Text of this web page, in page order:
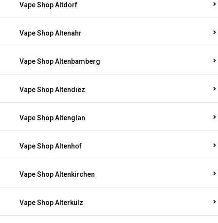
Vape Shop Altdorf
Vape Shop Altenahr
Vape Shop Altenbamberg
Vape Shop Altendiez
Vape Shop Altenglan
Vape Shop Altenhof
Vape Shop Altenkirchen
Vape Shop Alterkülz